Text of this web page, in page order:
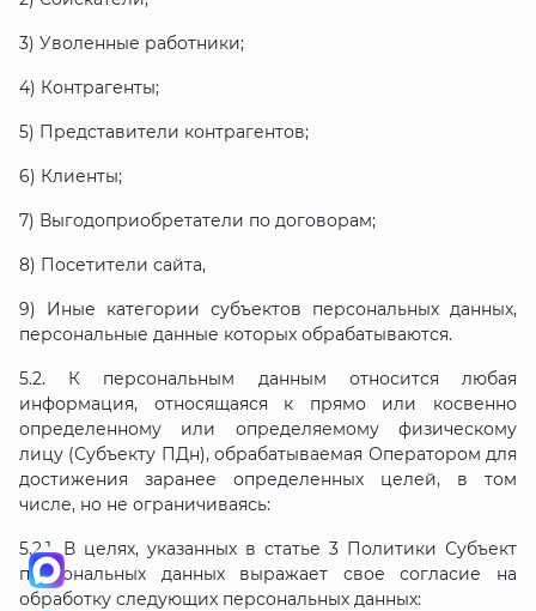
3) Уволенные работники;
4) Контрагенты;
5) Представители контрагентов;
6) Клиенты;
7) Выгодоприобретатели по договорам;
8) Посетители сайта,
9) Иные категории субъектов персональных данных,
персональные данные которых обрабатываются.
5.2. К персональным данным относится любая
информация, относящаяся к прямо или косвенно
определенному или определяемому физическому
лицу (Субъекту ПДн), обрабатываемая Оператором для
достижения заранее определенных целей, в том
числе, но не ограничиваясь:
5.2.1.В целях, указанных в статье 3 Политики Субъект
персональных данных выражает свое согласие на
обработку следующих персональных данных: